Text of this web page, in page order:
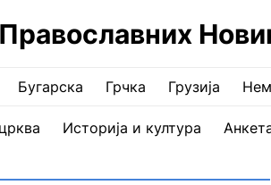
Бугарска Грчка Грузија
Историја и култура